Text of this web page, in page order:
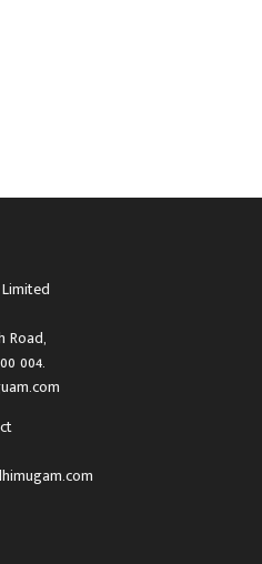
Road,
004.